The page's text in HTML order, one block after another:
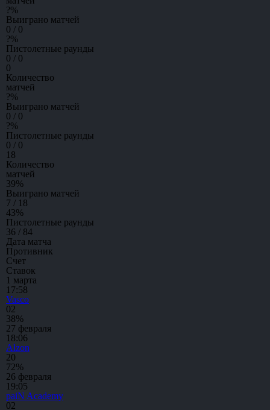
?%
Выиграно матчей
0 / 0
?%
Пистолетные раунды
0 / 0
0
Количество
матчей
?%
Выиграно матчей
0 / 0
?%
Пистолетные раунды
0 / 0
18
Количество
матчей
39%
Выиграно матчей
7 / 18
43%
Пистолетные раунды
36 / 84
Дата матча
Противник
Счет
Ставок
1 марта
17:58
Vasco
02
38%
27 февраля
18:06
Alzon
20
72%
26 февраля
19:05
paiN Academy
02